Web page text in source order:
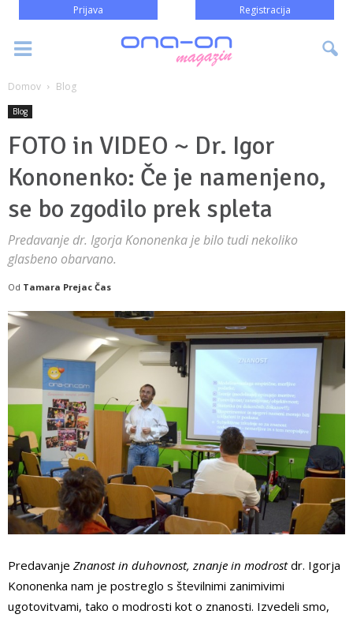
Prijava Registracija
Domov Blog
Blog
FOTO in VIDEO ~ Dr. Igor
Kononenko: Če je namenjeno,
se bo zgodilo prek spleta
Predavanje dr. Igorja Kononenka je bilo tudi nekoliko
glasbeno obarvano.
Od Tamara Prejac Čas
Predavanje Znanost in duhovnost, znanje in modrostdr. Igorja
Kononenka nam je postreglo s številnimi zanimivimi
ugotovitvami, tako o modrosti kot o znanosti. Izvedeli smo,